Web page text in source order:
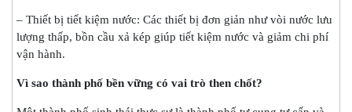
– Thiết bị tiết kiệm nước: Các thiết bị đơn giản như vòi nước lưu
lượng thấp, bồn cầu xả kép giúp tiết kiệm nước và giảm chi phí
vận hành.
Vì sao thành phố bền vững có vai trò then chốt?